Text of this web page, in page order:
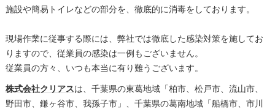
施設や簡易トイレなどの部分を、徹底的に消毒をしております。
現場作業に従事する際には、弊社では徹底した感染対策を施してお
りますので、従業員の感染は一例もございません。
従業員の方々、いつも本当に有り難うございます。
株式会社クリアスは、千葉県の東葛地域「柏市、松戸市、流山市、
野田市、鎌ヶ谷市、我孫子市」、千葉県の葛南地域「船橋市、市川